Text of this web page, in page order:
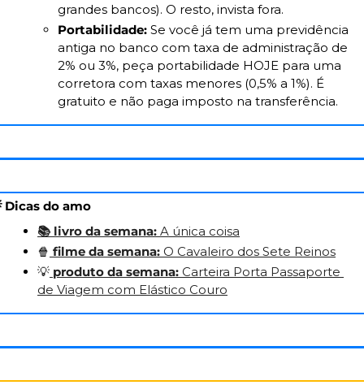
grandes bancos). O resto, invista fora.
Portabilidade: Se você já tem uma previdência
antiga no banco com taxa de administração de
2% ou 3%, peça portabilidade HOJE para uma
corretora com taxas menores (0,5% a 1%). É
gratuito e não paga imposto na transferência.
Dicas do amo
📚 livro da semana: A única coisa
🍿 filme da semana: O Cavaleiro dos Sete Reinos
💡 produto da semana: Carteira Porta Passaporte
de Viagem com Elástico Couro